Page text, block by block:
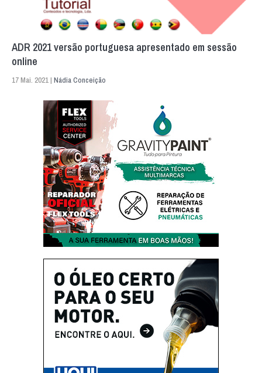
ADR 2021 versão portuguesa apresentado em sessão
online
17 Mai. 2021 | Nádia Conceição